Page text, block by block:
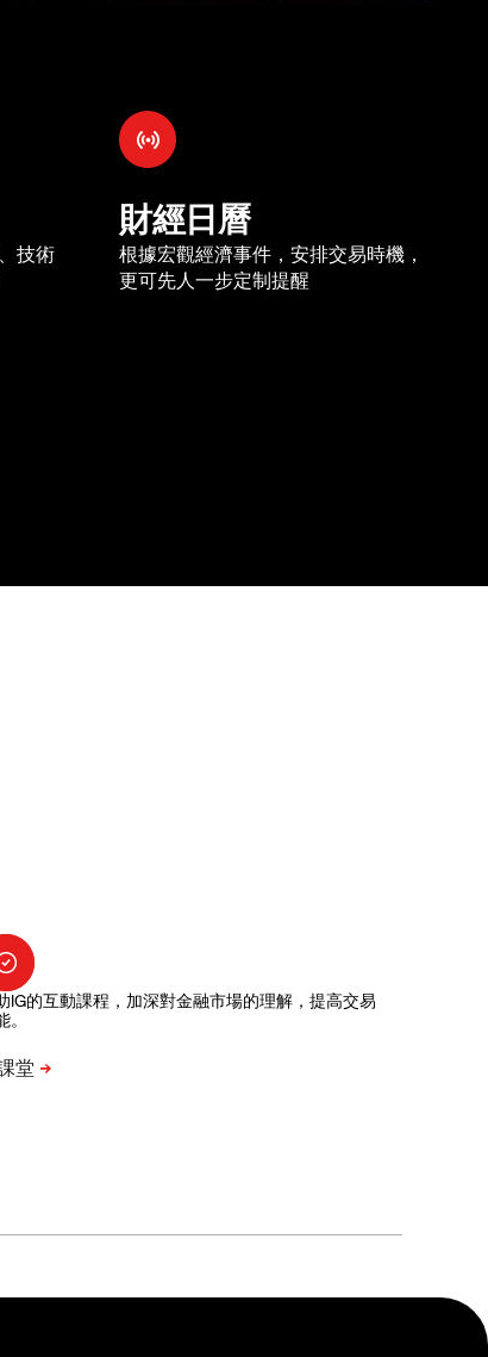
技術
財經日曆
根據宏觀經濟事件，安排交易時機，
更可先人一步定制提醒
IG的互動課程，加深對金融市場的理解，提高交易
。